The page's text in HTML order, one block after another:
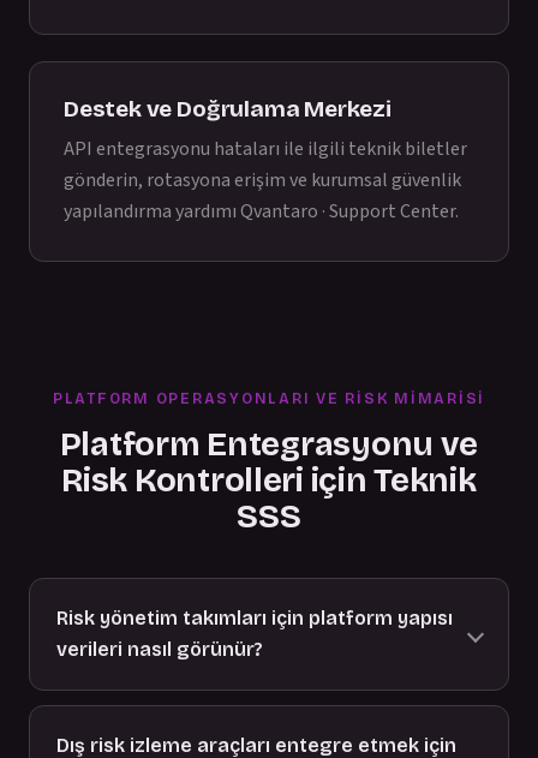
Destek ve Doğrulama Merkezi
API entegrasyonu hataları ile ilgili teknik biletler
gönderin, rotasyona erişim ve kurumsal güvenlik
yapılandırma yardımıQvantaro · Support Center.
PLATFORM OPERASYONLARI VE RISK MIMARISI
Platform Entegrasyonu ve
Risk Kontrolleri için Teknik
SSS
Risk yönetim takımları için platform yapısı
verileri nasıl görünür?
Dış risk izleme araçları entegre etmek için